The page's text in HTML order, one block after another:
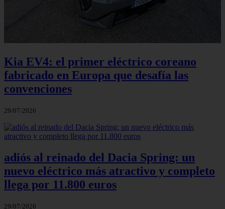
Kia EV4: el primer eléctrico coreano
fabricado en Europa que desafía las
convenciones
29/07/2026
adiós al reinado del Dacia Spring: un
nuevo eléctrico más atractivo y completo
llega por 11.800 euros
29/07/2026